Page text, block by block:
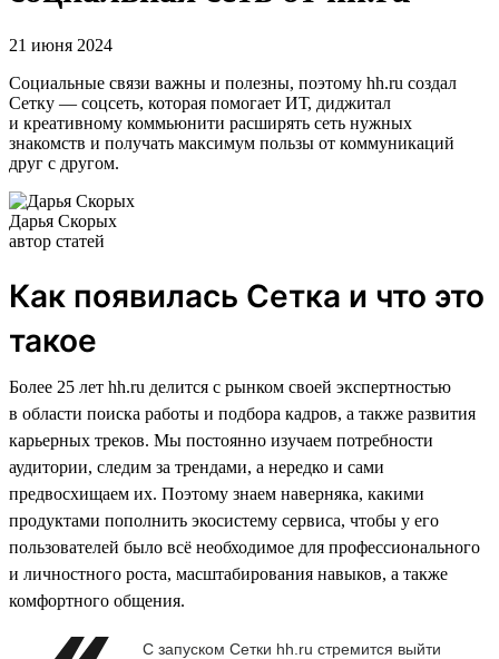
21 июня 2024
Социальные связи важны и полезны, поэтому hh.ru создал
Сетку — соцсеть, которая помогает ИТ, диджитал
и креативному коммьюнити расширять сеть нужных
знакомств и получать максимум пользы от коммуникаций
друг с другом.
Дарья Скорых
автор статей
Как появилась Сетка и что это
такое
Более 25 лет hh.ru делится с рынком своей экспертностью
в области поиска работы и подбора кадров, а также развития
карьерных треков. Мы постоянно изучаем потребности
аудитории, следим за трендами, а нередко и сами
предвосхищаем их. Поэтому знаем наверняка, какими
продуктами пополнить экосистему сервиса, чтобы у его
пользователей было всё необходимое для профессионального
и личностного роста, масштабирования навыков, а также
комфортного общения.
С запуском Сетки hh.ru стремится выйти